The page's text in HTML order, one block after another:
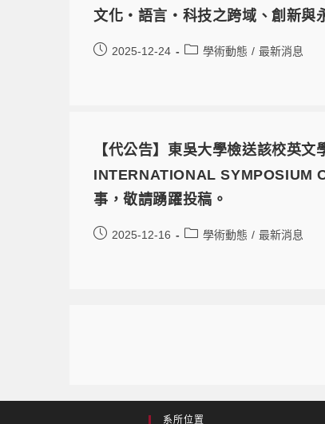
文化・語言・科技之跨域、創新與
2025-12-24 學術動態 / 最新消息
【代公告】東吳大學檢送該校英
INTERNATIONAL SYMPOSIUM
事，敬請踴躍投稿。
2025-12-16 學術動態 / 最新消息
系所位置